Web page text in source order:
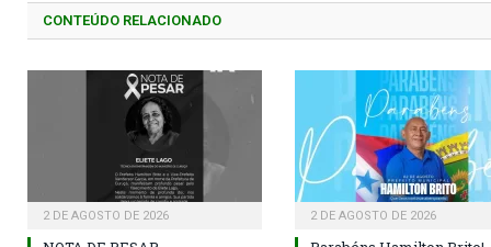
CONTEÚDO RELACIONADO
2 DE AGOSTO DE 2026 2 DE AGOSTO DE 2026